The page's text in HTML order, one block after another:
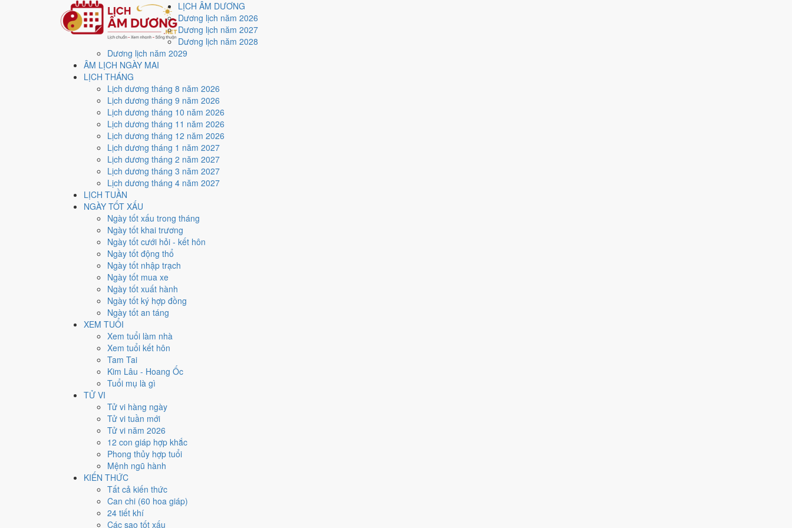
LỊCH ÂM DƯƠNG
Dương lịch năm 2026
Dương lịch năm 2027
Dương lịch năm 2028
Dương lịch năm 2029
ÂM LỊCH NGÀY MAI
LỊCH THÁNG
Lịch dương tháng 8 năm 2026
Lịch dương tháng 9 năm 2026
Lịch dương tháng 10 năm 2026
Lịch dương tháng 11 năm 2026
Lịch dương tháng 12 năm 2026
Lịch dương tháng 1 năm 2027
Lịch dương tháng 2 năm 2027
Lịch dương tháng 3 năm 2027
Lịch dương tháng 4 năm 2027
LỊCH TUẦN
NGÀY TỐT XẤU
Ngày tốt xấu trong tháng
Ngày tốt khai trương
Ngày tốt cưới hỏi - kết hôn
Ngày tốt động thổ
Ngày tốt nhập trạch
Ngày tốt mua xe
Ngày tốt xuất hành
Ngày tốt ký hợp đồng
Ngày tốt an táng
XEM TUỔI
Xem tuổi làm nhà
Xem tuổi kết hôn
Tam Tai
Kim Lâu - Hoang Ốc
Tuổi mụ là gì
TỬ VI
Tử vi hàng ngày
Tử vi tuần mới
Tử vi năm 2026
12 con giáp hợp khắc
Phong thủy hợp tuổi
Mệnh ngũ hành
KIẾN THỨC
Tất cả kiến thức
Can chi (60 hoa giáp)
24 tiết khí
Các sao tốt xấu
Trang chủ
Lịch năm 2026
Tháng 8/2026
Ngày 30/8/2026 (Bính Tý)
Xem ngày30/8/2026
Ngày 30/8/2026 dương lịch (Chủ Nhật) là ngày 18/7/2026 âm lịch
7.3/10cho các việc quan trọng. Giờ Hoàng Đạo trong ngày:
Ngày Dương
Chủ Nhật
Tháng 8 năm 2026
Tháng 7 âm năm 2026
Bính Tý
Ngày Bính Tý có Trực
Thân, Thìn, Sửuhợp ngày; tuổi
Ngày 30/8/2026 tốt hay xấu cho việc gì?
Ngày 30/8/2026 đạt7.3/10
Thanh Long hoàng đạo nên điểm từng việc chênh nhau như bảng dưới.
Cưới hỏi - đính hôn
Rất tốt